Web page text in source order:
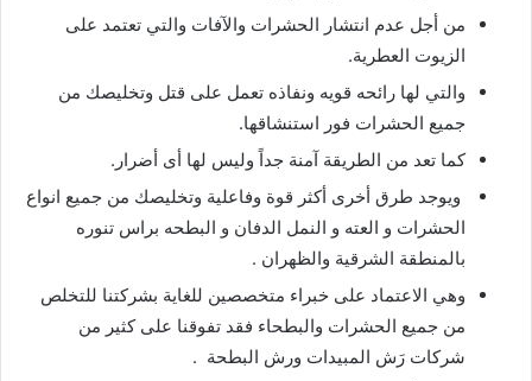
من أجل عدم انتشار الحشرات والآفات والتي تعتمد على
الزيوت العطرية.
والتي لها رائحه قويه ونفاذه تعمل على قتل وتخليصك من
جميع الحشرات فور استنشاقها.
كما تعد من الطريقة آمنة جداً وليس لها أى أضرار.
ويوجد طرق أخرى أكثر قوة وفاعلية وتخليصك من جميع انواع
الحشرات و العته و النمل الدفان و البطحه براس تنوره
بالمنطقة الشرقية والظهران .
وهي الاعتماد على خبراء متخصصين للغاية بشركتنا للتخلص
من جميع الحشرات والبطحاء فقد تفوقنا على كثير من
شركات رَش المبيدات ورش البطحة .